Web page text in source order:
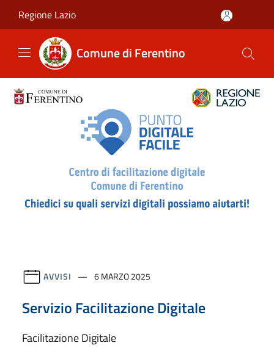
Regione Lazio
Comune di Ferentino
AVVISI 6 MARZO 2025
Servizio Facilitazione Digitale
Facilitazione Digitale